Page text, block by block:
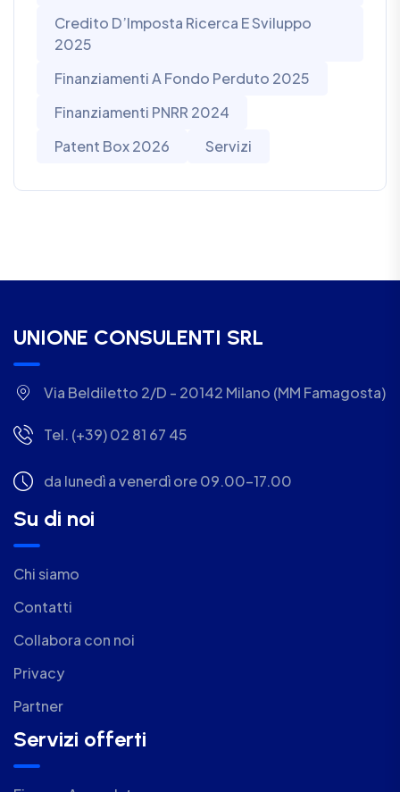
Credito D’Imposta Ricerca E Sviluppo
2025
Finanziamenti A Fondo Perduto 2025
Finanziamenti PNRR 2024
Patent Box 2026
Servizi
UNIONE CONSULENTI SRL
Via Beldiletto 2/D - 20142 Milano (MM Famagosta)
Tel. (+39) 02 81 67 45
da lunedì a venerdì ore 09.00-17.00
Su di noi
Chi siamo
Contatti
Collabora con noi
Privacy
Partner
Servizi offerti